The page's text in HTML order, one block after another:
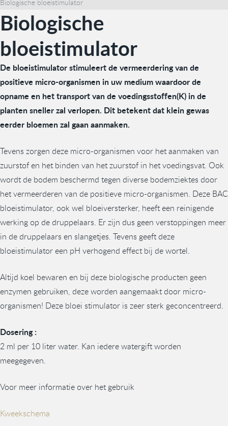
Biologische bloeistimulator
Biologische
bloeistimulator
De bloeistimulator stimuleert de vermeerdering van de
positieve micro-organismen in uw medium waardoor de
opname en het transport van de voedingsstoffen(K) in de
planten sneller zal verlopen. Dit betekent dat klein gewas
eerder bloemen zal gaan aanmaken.
Tevens zorgen deze micro-organismen voor het aanmaken van
zuurstof en het binden van het zuurstof in het voedingsvat. Ook
wordt de bodem beschermd tegen diverse bodemziektes door
het vermeerderen van de positieve micro-organismen. Deze BAC
bloeistimulator, ook wel bloeiversterker, heeft een reinigende
werking op de druppelaars. Er zijn dus geen verstoppingen meer
in de druppelaars en slangetjes. Tevens geeft deze
bloeistimulator een pH verhogend effect bij de wortel.
Altijd koel bewaren en bij deze biologische producten geen
enzymen gebruiken, deze worden aangemaakt door micro-
organismen! Deze bloei stimulator is zeer sterk geconcentreerd.
Dosering :
2 ml per 10 liter water. Kan iedere watergift worden
meegegeven.
Voor meer informatie over het gebruik
Kweekschema